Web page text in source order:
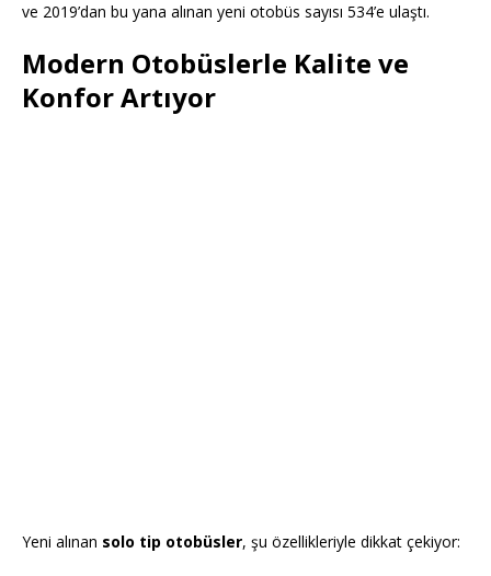
ve 2019’dan bu yana alınan yeni otobüs sayısı 534’e ulaştı.
Modern Otobüslerle Kalite ve
Konfor Artıyor
Yeni alınan solo tip otobüsler, şu özellikleriyle dikkat çekiyor: